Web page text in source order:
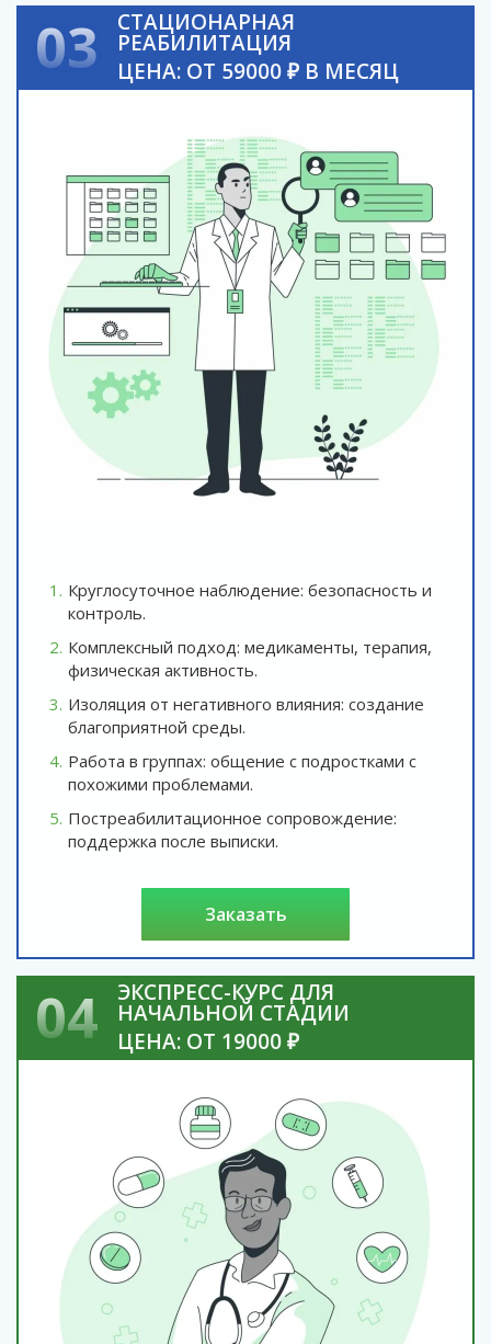
03 СТАЦИОНАРНАЯ
РЕАБИЛИТАЦИЯ
ЦЕНА: ОТ 59000 ₽ В МЕСЯЦ
Круглосуточное наблюдение: безопасность и
контроль.
Комплексный подход: медикаменты, терапия,
физическая активность.
Изоляция от негативного влияния: создание
благоприятной среды.
Работа в группах: общение с подростками с
похожими проблемами.
Постреабилитационное сопровождение:
поддержка после выписки.
заказать
04 ЭКСПРЕСС-КУРС ДЛЯ
НАЧАЛЬНОЙ СТАДИИ
ЦЕНА: ОТ 19000 ₽